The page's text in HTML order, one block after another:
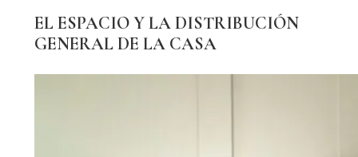
EL ESPACIO Y LA DISTRIBUCIÓN
GENERAL DE LA CASA